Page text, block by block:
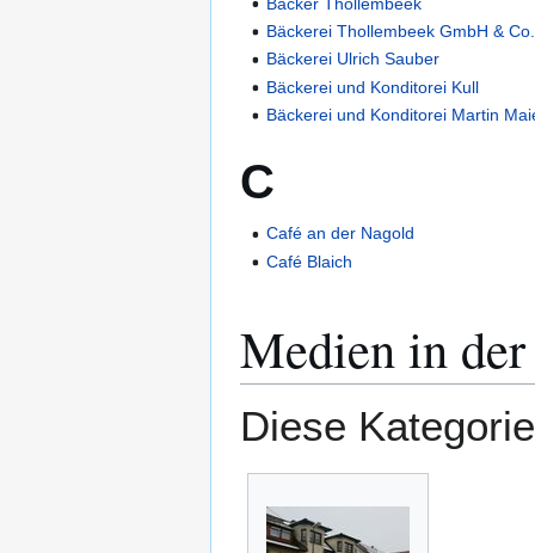
Bäckerei Thollembeek GmbH &
Bäckerei Ulrich Sauber
Bäckerei und Konditorei Kull
Bäckerei und Konditorei Martin
C
Café an der Nagold
Café Blaich
Medien in
Diese